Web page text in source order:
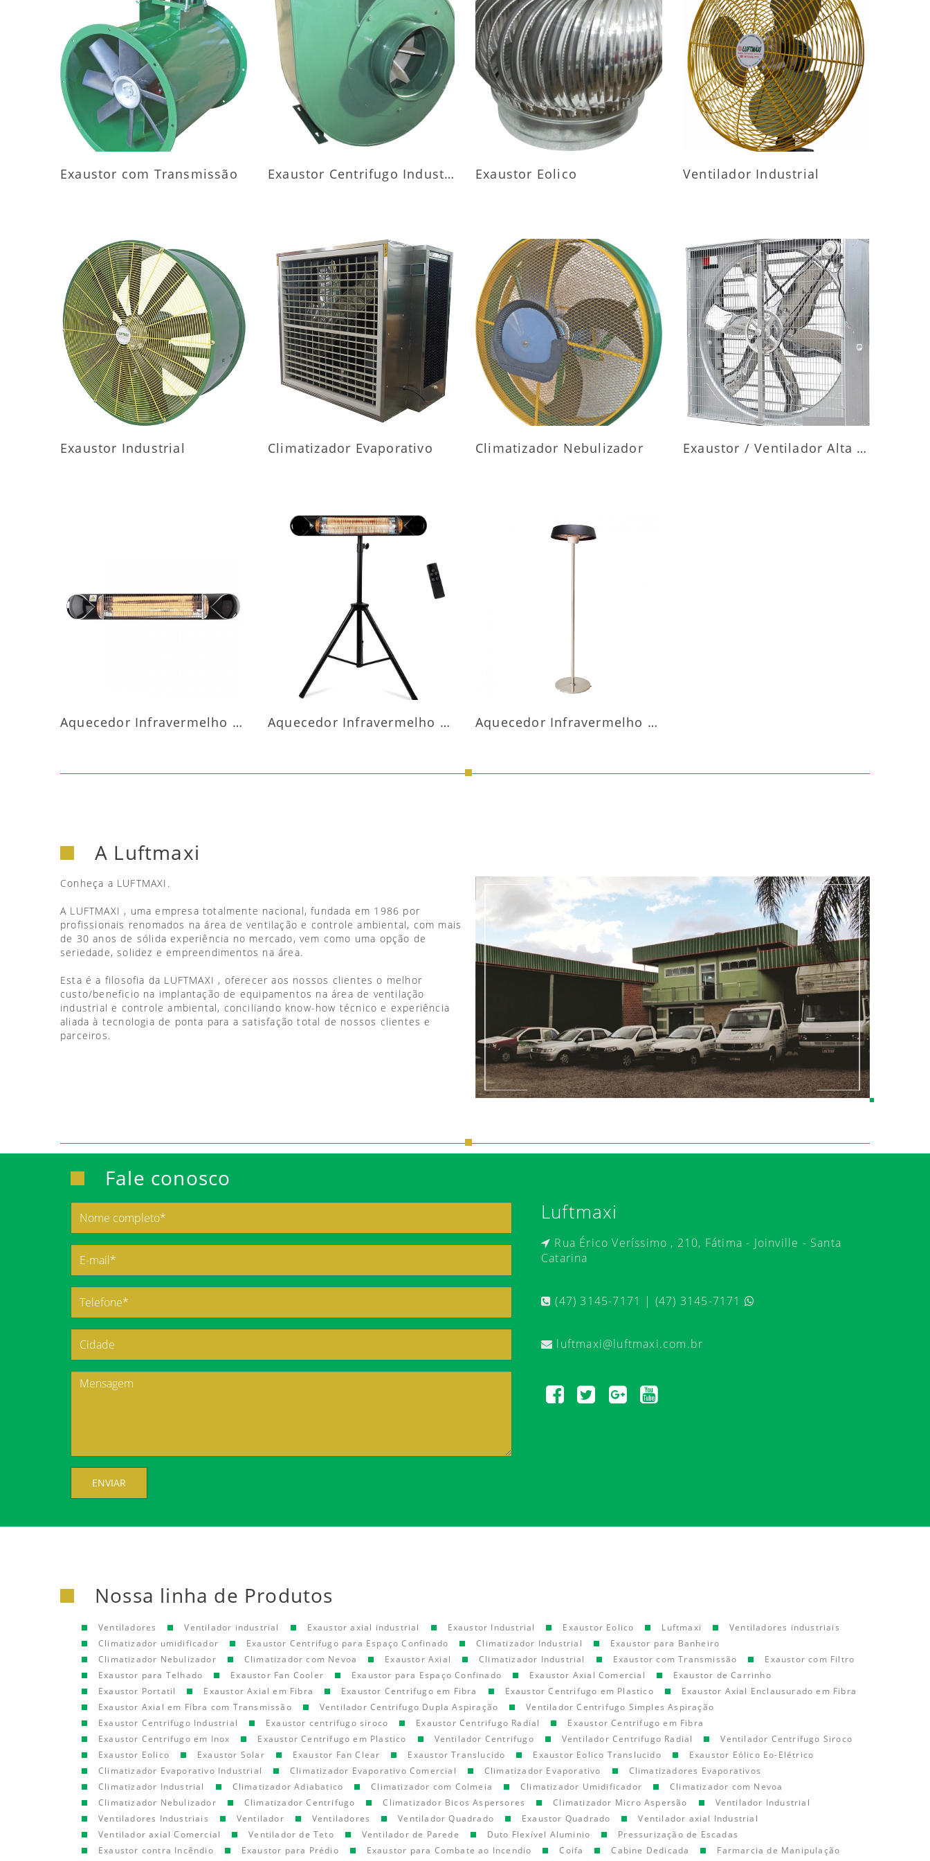
MAIS INFORMAÇÕES
Exaustor com Transmissão
MAIS INFORMAÇÕES
Exaustor Centrifugo Industrial
MAIS INFORMAÇÕES
Exaustor Eolico
MAIS INFORMAÇÕES
Ventilador Industrial
MAIS INFORMAÇÕES
Exaustor Industrial
MAIS INFORMAÇÕES
Climatizador Evaporativo
MAIS INFORMAÇÕES
Climatizador Nebulizador
MAIS INFORMAÇÕES
Exaustor / Ventilador Alta Vazão
MAIS INFORMAÇÕES
Aquecedor Infravermelho Parede
MAIS INFORMAÇÕES
Aquecedor Infravermelho Pedestal Aquecedor Infravermelho Pedestal Luft-20000
A Luftmaxi
Conheça a LUFTMAXI.
A LUFTMAXI , uma empresa totalmente nacional, fundada em 1986 por
profissionais renomados na área de ventilação e controle ambiental, com mais
de 30 anos de sólida experiência no mercado, vem como uma opção de
seriedade, solidez e empreendimentos na área.
Esta é a filosofia da LUFTMAXI , oferecer aos nossos clientes o melhor
custo/beneficio na implantação de equipamentos na área de ventilação
industrial e controle ambiental, conciliando know-how técnico e experiência
aliada à tecnologia de ponta para a satisfação total de nossos clientes e
parceiros.
Fale conosco
ENVIAR
Luftmaxi
Rua Érico Veríssimo , 210, Fátima - Joinville - Santa
Catarina
(47) 3145-7171 | (47) 3145-7171
luftmaxi@luftmaxi.com.br
Nossa linha de Produtos
Ventiladores Ventilador industrial Exaustor axial industrial Exaustor Industrial Exaustor Eolico Luftmaxi
Ventiladores industriais
Climatizador umidificador
Exaustor Centrifugo para Espaço Confinado Climatizador Industrial
Exaustor para Banheiro
Climatizador Nebulizador
Climatizador com Nevoa Exaustor Axial Climatizador Industrial Exaustor com Transmissão
Exaustor com Filtro
Exaustor para Telhado
Exaustor Fan Cooler Exaustor para Espaço Confinado Exaustor Axial Comercial
Exaustor de Carrinho
Exaustor Portatil
Exaustor Axial em Fibra Exaustor Centrifugo em Fibra Exaustor Centrifugo em Plastico
Exaustor Axial Enclausurado em Fibra
Exaustor Axial em Fibra com Transmissão
Ventilador Centrifugo Dupla Aspiração
Ventilador Centrifugo Simples Aspiração
Exaustor Centrifugo Industrial
Exaustor centrifugo siroco Exaustor Centrifugo Radial
Exaustor Centrifugo em Fibra
Exaustor Centrifugo em Inox
Exaustor Centrifugo em Plastico Ventilador Centrifugo Ventilador Centrifugo Radial
Ventilador Centrifugo Siroco
Exaustor Eolico
Exaustor Solar Exaustor Fan Clear Exaustor Translucido Exaustor Eolico Translucido
Exaustor Eólico Eo-Elétrico
Climatizador Evaporativo Industrial
Climatizador Evaporativo Comercial Climatizador Evaporativo
Climatizadores Evaporativos
Climatizador Industrial
Climatizador Adiabatico Climatizador com Colmeia Climatizador Umidificador
Climatizador com Nevoa
Climatizador Nebulizador
Climatizador Centrifugo Climatizador Bicos Aspersores Climatizador Micro Aspersão
Ventilador Industrial
Ventiladores Industriais
Ventilador Ventiladores Ventilador Quadrado Exaustor Quadrado
Ventilador axial Industrial
Ventilador axial Comercial
Ventilador de Teto Ventilador de Parede Duto Flexível Aluminio
Pressurização de Escadas
Exaustor contra Incêndio
Exaustor para Prédio Exaustor para Combate ao Incendio Coifa Cabine Dedicada
Farmarcia de Manipulação